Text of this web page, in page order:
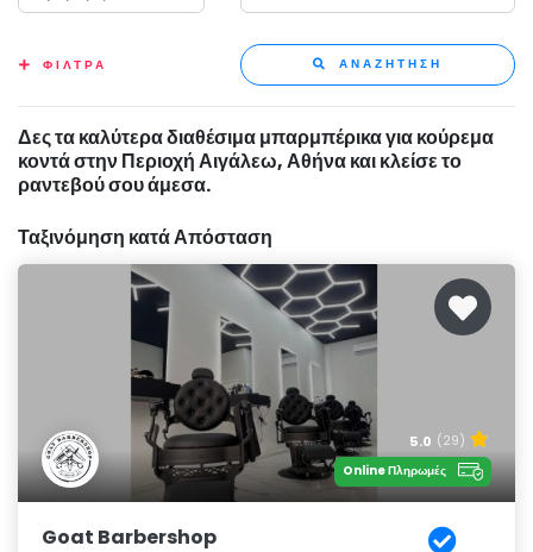
ΦΙΛΤΡΑ ΑΝΑΖΗΤΗΣΗ
Δες τα καλύτερα διαθέσιμα μπαρμπέρικα για κούρεμα
κοντά στην Περιοχή Αιγάλεω, Αθήνα και κλείσε το
ραντεβού σου άμεσα.
Ταξινόμηση κατά Απόσταση
5.0 (29)
Online Πληρωμές
Goat Barbershop